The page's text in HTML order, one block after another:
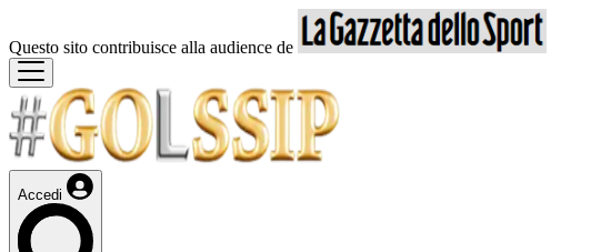
Questo sito contribuisce alla audience de
Accedi